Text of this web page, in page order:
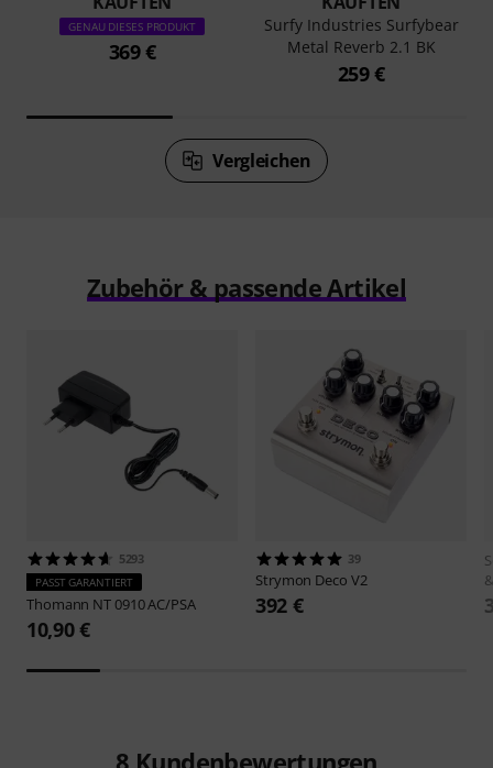
GENAU DIESES PRODUKT
369 €
Surfy Industries Surfybear
Metal Reverb 2.1 BK
259 €
Vergleichen
Zubehör & passende Artikel
5293
PASST GARANTIERT
Thomann NT 0910 AC/PSA
10,90 €
39
Strymon Deco V2
392 €
8 Kundenbewertungen